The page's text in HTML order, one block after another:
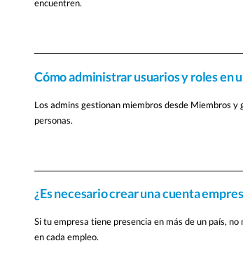
encuentren.
Cómo administrar usuarios y roles en
Los admins gestionan miembros desde Miembros
personas.
¿Es necesario crear una cuenta
Si tu empresa tiene presencia en más de un país,
en cada empleo.